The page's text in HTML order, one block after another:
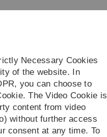
Skip
Skip
Skip
Skip
Gruppenchats
Necessary Cookies
of the website. In
you can choose to
The Video Cookie is
content from video
without further access
consent at any time. To